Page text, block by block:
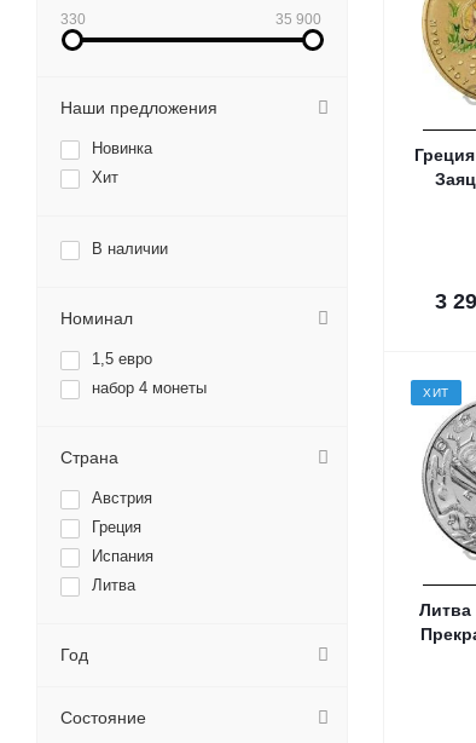
3
ХИТ
Литва
330 35 900
Наши предложения
Новинка
Хит
В наличии
Номинал
1,5 евро
набор 4 монеты
Страна
Австрия
Греция
Испания
Литва
Год
Состояние